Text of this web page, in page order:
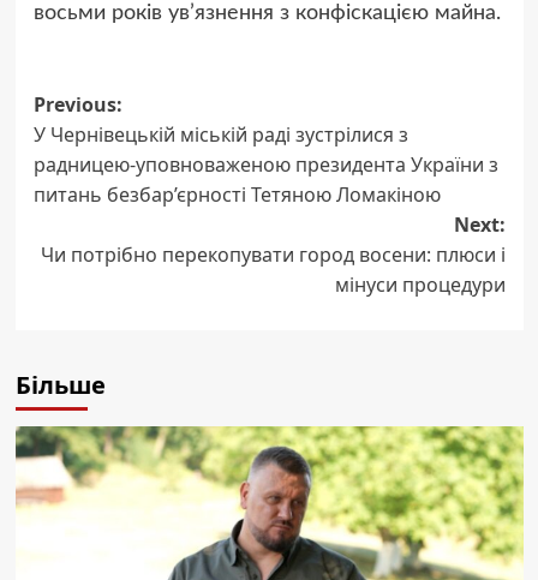
восьми років ув’язнення з конфіскацією майна.
Post
navigation
Previous:
У Чернівецькій міській раді зустрілися з
радницею-уповноваженою президента України з
питань безбар’єрності Тетяною Ломакіною
Next:
Чи потрібно перекопувати город восени: плюси і
мінуси процедури
Більше